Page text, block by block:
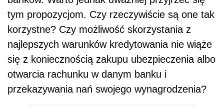
tym propozycjom. Czy rzeczywiście są one tak
korzystne? Czy możliwość skorzystania z
najlepszych warunków kredytowania nie wiąże
się z koniecznością zakupu ubezpieczenia albo
otwarcia rachunku w danym banku i
przekazywania nań swojego wynagrodzenia?